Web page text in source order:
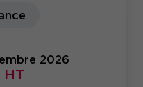
2026
HT